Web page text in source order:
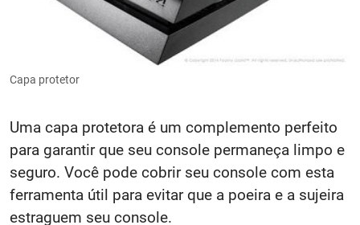
Capa protetor
Uma capa protetora é um complemento perfeito
para garantir que seu console permaneça limpo e
seguro. Você pode cobrir seu console com esta
ferramenta útil para evitar que a poeira e a sujeira
estraguem seu console.